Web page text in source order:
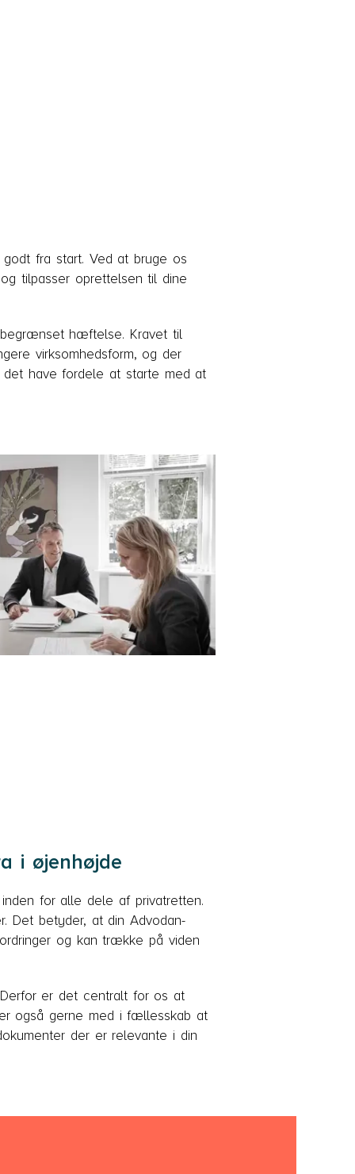
fra start. Ved at bruge os
tilpasser oprettelsen til dine
begrænset hæftelse. Kravet til
virksomhedsform, og der
have fordele at starte med at
i øjenhøjde
for alle dele af privatretten.
Det betyder, at din Advodan-
og kan trække på viden
er det centralt for os at
også gerne med i fællesskab at
der er relevante i din